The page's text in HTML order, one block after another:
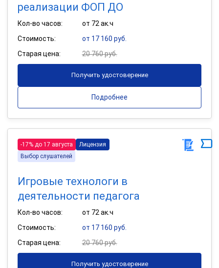
реализации ФОП ДО
Кол-во часов:
от 72 ак.ч
Стоимость:
от 17 160 руб.
Старая цена:
20 760 руб.
Получить удостоверение
Подробнее
-17% до 17 августа
Лицензия
Выбор слушателей
Игровые технологи в
деятельности педагога
Кол-во часов:
от 72 ак.ч
Стоимость:
от 17 160 руб.
Старая цена:
20 760 руб.
Получить удостоверение